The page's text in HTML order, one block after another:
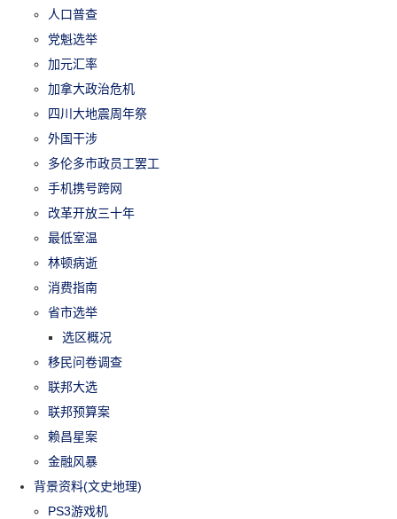
人口普查
党魁选举
加元汇率
加拿大政治危机
四川大地震周年祭
外国干涉
多伦多市政员工罢工
手机携号跨网
改革开放三十年
最低室温
林顿病逝
消费指南
省市选举
选区概况
移民问卷调查
联邦大选
联邦预算案
赖昌星案
金融风暴
背景资料(文史地理)
PS3游戏机